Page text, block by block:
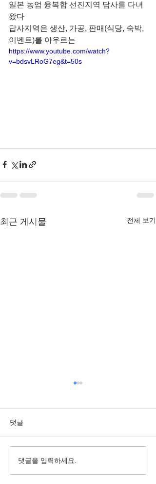
일본 농업 융복합 선진지역 답사를 다녀
왔다
답사지역은 생산, 가공, 판매(식당, 숙박,
이벤트)를 아우르는
https://www.youtube.com/watch?
v=bdsvLRoG7eg&t=50s
최근 게시물 전체 보기
2025학년도 봄학기 입학
MBA/Master 신입생 모집
댓글
댓글을 입력하세요.